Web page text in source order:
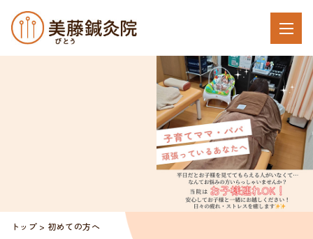
トップ 初めての方へ